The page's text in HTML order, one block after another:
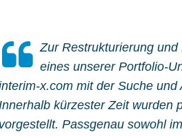
Zur Restrukturierung
eines unserer Portfolio-
x.com mit der Suche
kürzester Zeit wurden
vorgestellt. Passgenau sowohl